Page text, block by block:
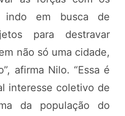
indo em busca de
para destravar
não só uma cidade,
afirma Nilo. “Essa é
interesse coletivo de
da população do